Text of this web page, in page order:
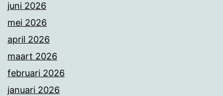
juni 2026
mei 2026
april 2026
maart 2026
februari 2026
januari 2026